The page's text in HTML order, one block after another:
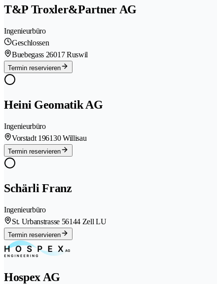
T&P Troxler&Partner AG
Ingenieurbüro
Geschlossen
Buebegass 26017 Ruswil
Termin reservieren
Heini Geomatik AG
Ingenieurbüro
Vorstadt 196130 Willisau
Termin reservieren
Schärli Franz
Ingenieurbüro
St. Urbanstrasse 56144 Zell LU
Termin reservieren
Hospex AG